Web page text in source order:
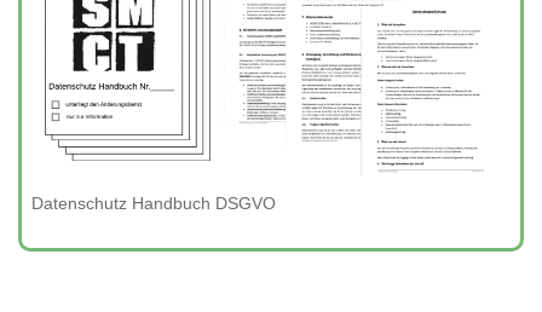
Datenschutz Handbuch DSGVO